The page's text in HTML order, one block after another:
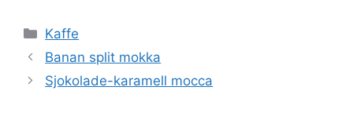
Kategorier
Kaffe
Banan split mokka
Sjokolade-karamell mocca